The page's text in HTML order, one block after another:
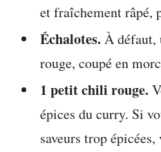
et fraîchement râpé,
Échalotes. À
rouge, coupé en
1 petit chili rouge.
épices du curry. Si
saveurs trop